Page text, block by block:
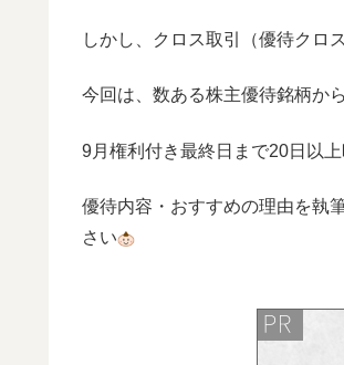
しかし、クロス取引（優待クロ
今回は、数ある株主優待銘柄から
9月権利付き最終日まで20日以
優待内容・おすすめの理由を執
さい